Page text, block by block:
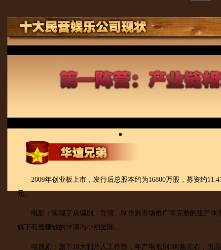
2009年创业板上市，发行后总股本约为16800万股，募资约
元。
电影：实现了从编剧、导演、制作到市场推广等完整的生产体
旗下有最赚钱的导演冯小刚坐阵。
电视剧：旗下10大制片人工作室，年产电视剧500集左右，出